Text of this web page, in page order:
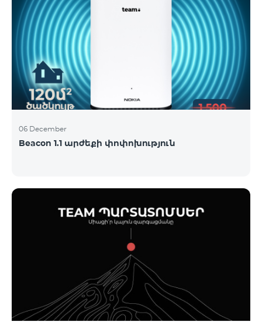
06 December
Beacon 1.1 արժեքի փոփոխություն